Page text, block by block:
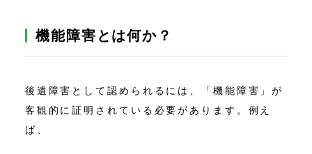
機能障害とは何か？
後遺障害として認められるには、「機能障害」が
客観的に証明されている必要があります。例え
ば、